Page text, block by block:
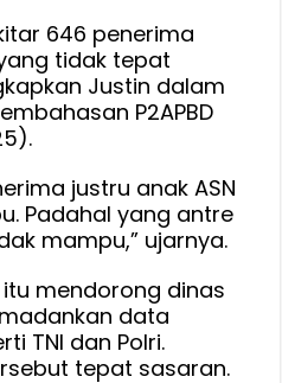
Tidak
Mampu,
Juga
Jangan
Lagi
Festival
Fiktif
646 penerima
tidak tepat
Justin dalam
P2APBD
justru anak ASN
Padahal yang antre
mampu,” ujarnya.
itu mendorong dinas
data
TNI dan Polri.
tepat sasaran.